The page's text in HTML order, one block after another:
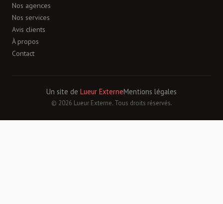
Nos agences
Nos services
Avis clients
À propos
Contact
Un site de Lueur ExterneMentions légales
© 2026 Lueur Externe. Tous droits réservés.